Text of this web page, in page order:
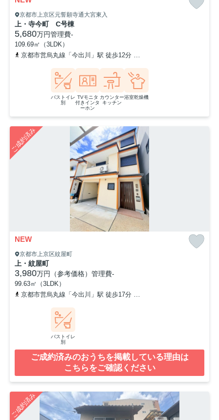
京都市上京区元誓願寺通大宮東入
上・寺今町 C号棟
5,680万円管理費-
109.69㎡（3LDK）
京都市営烏丸線「今出川」駅 徒歩12分
バストイレ
別
TVモニタ
付きインタ
ーホン
カウンター
キッチン
浴室乾燥機
ご成約済み
NEW
京都市上京区紋屋町
上・紋屋町
3,980万円（参考価格） 管理費-
99.63㎡（3LDK）
京都市営烏丸線「今出川」駅 徒歩17分
バストイレ
別
ご成約済みのおうちを掲載している理由は
こちらをご確認ください
ご成約済み